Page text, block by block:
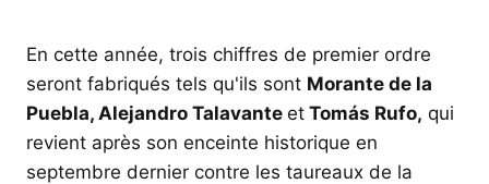
En cette année, trois chiffres de premier ordre
seront fabriqués tels qu'ils sont Morante de la
Puebla, Alejandro Talavante et Tomás Rufo, qui
revient après son enceinte historique en
septembre dernier contre les taureaux de la